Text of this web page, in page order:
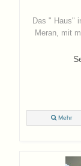
Das " Haus"
Meran, mit
Mehr